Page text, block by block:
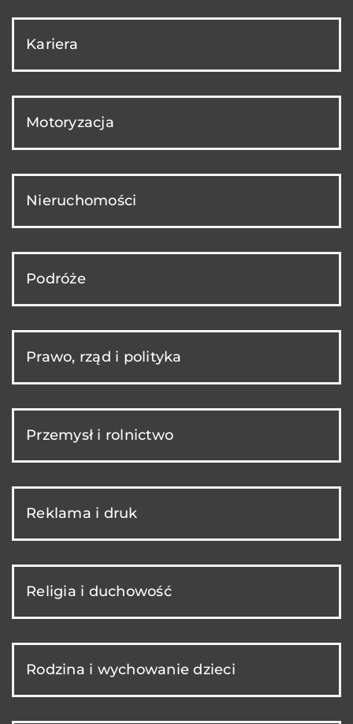
Kariera
Motoryzacja
Nieruchomości
Podróże
Prawo, rząd i polityka
Przemysł i rolnictwo
Reklama i druk
Religia i duchowość
Rodzina i wychowanie dzieci